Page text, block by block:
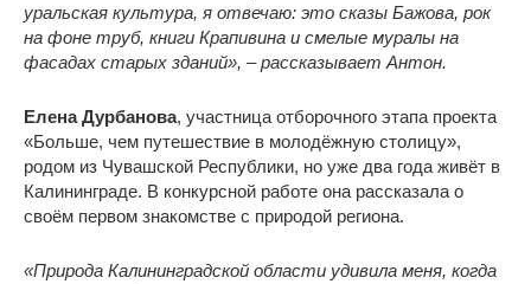
уральская культура, я отвечаю: это сказы Бажова, рок
на фоне труб, книги Крапивина и смелые муралы на
фасадах старых зданий», – рассказывает Антон.
Елена Дурбанова, участница отборочного этапа проекта
«Больше, чем путешествие в молодёжную столицу»,
родом из Чувашской Республики, но уже два года живёт в
Калининграде. В конкурсной работе она рассказала о
своём первом знакомстве с природой региона.
«Природа Калининградской области удивила меня, когда